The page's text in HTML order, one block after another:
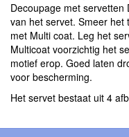
Decoupage met servetten
van het servet. Smeer het
met Multi coat. Leg het
Multicoat voorzichtig het
motief erop. Goed laten
voor bescherming.
Het servet bestaat uit 4